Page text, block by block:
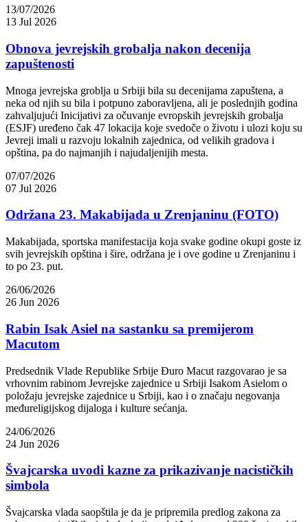
13/07/2026
13 Jul 2026
Obnova jevrejskih grobalja nakon decenija
zapuštenosti
Mnoga jevrejska groblja u Srbiji bila su decenijama zapuštena, a
neka od njih su bila i potpuno zaboravljena, ali je poslednjih godina
zahvaljujući Inicijativi za očuvanje evropskih jevrejskih grobalja
(ESJF) uređeno čak 47 lokacija koje svedoče o životu i ulozi koju su
Jevreji imali u razvoju lokalnih zajednica, od velikih gradova i
opština, pa do najmanjih i najudaljenijih mesta.
07/07/2026
07 Jul 2026
Održana 23. Makabijada u Zrenjaninu (FOTO)
Makabijada, sportska manifestacija koja svake godine okupi goste iz
svih jevrejskih opština i šire, održana je i ove godine u Zrenjaninu i
to po 23. put.
26/06/2026
26 Jun 2026
Rabin Isak Asiel na sastanku sa premijerom
Macutom
Predsednik Vlade Republike Srbije Đuro Macut razgovarao je sa
vrhovnim rabinom Jevrejske zajednice u Srbiji Isakom Asielom o
položaju jevrejske zajednice u Srbiji, kao i o značaju negovanja
međureligijskog dijaloga i kulture sećanja.
24/06/2026
24 Jun 2026
Švajcarska uvodi kazne za prikazivanje nacističkih
simbola
Švajcarska vlada saopštila je da je pripremila predlog zakona za